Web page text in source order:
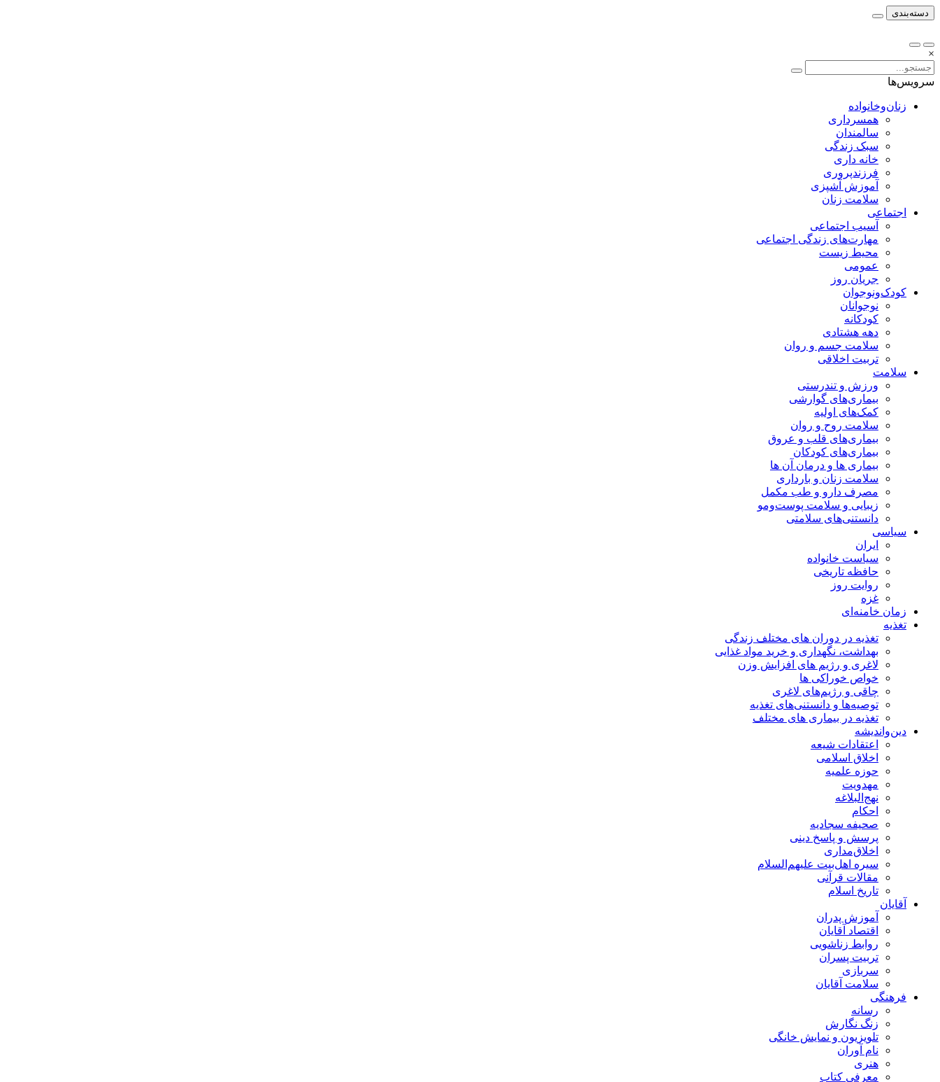
دسته‌بندی
×
سرویس‌ها
زنان‌وخانواده
همسرداری
سالمندان
سبک زندگی
خانه داری
فرزندپروری
آموزش آشپزی
سلامت زنان
اجتماعی
آسیب اجتماعی
مهارت‌های زندگی اجتماعی
محیط زیست
عمومی
جریان روز
کودک‌ونوجوان
نوجوانان
کودکانه
دهه هشتادی
سلامت جسم و روان
تربیت اخلاقی
سلامت
ورزش و تندرستی
بیماری‌های گوارشی
کمک‌های اولیه
سلامت روح و روان
بیماری‌های قلب و عروق
بیماری‌های کودکان
بیماری ها و درمان آن ها
سلامت زنان و بارداری
مصرف دارو و طب مکمل
زیبایی و سلامت پوست‌ومو
دانستنی‌های سلامتی
سیاسی
ایران
سیاست خانواده
حافظه تاریخی
روایت روز
غزه
زمان خامنه‌ای
تغذیه
تغذیه در دوران های مختلف زندگی
بهداشت، نگهداری و خرید مواد غذایی
لاغری و رژیم های افزایش وزن
خواص خوراكی ها
چاقی و رژیم‌های لاغری
توصیه‌ها و دانستنی‌های تغذیه
تغذیه در بیماری های مختلف
دین‌واندیشه
اعتقادات شیعه
اخلاق اسلامی
حوزه علمیه
مهدویت
نهج‌البلاغه
احکام
صحیفه سجادیه
پرسش و پاسخ دینی
اخلاق‌مداری
سیره اهل‌بیت علیهم‌السلام
مقالات قرآنی
تاریخ اسلام
آقایان
آموزش پدران
اقتصاد آقایان
روابط زناشویی
تربیت پسران
سربازی
سلامت آقایان
فرهنگی
رسانه
زنگ نگارش
تلویزیون و نمایش خانگی
نام آوران
هنری
معرفی کتاب